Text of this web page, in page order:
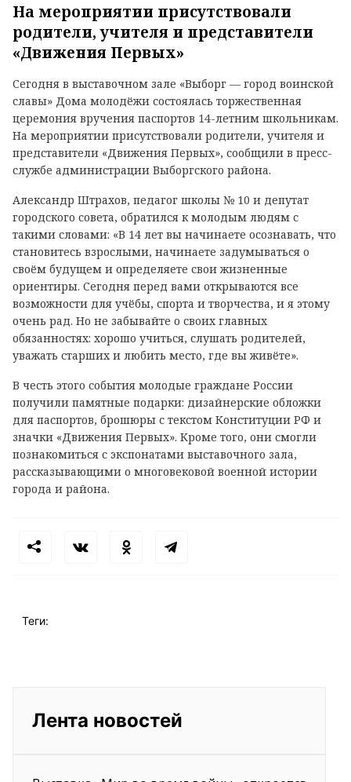
На мероприятии присутствовали
родители, учителя и представители
«Движения Первых»
Сегодня в выставочном зале «Выборг — город воинской
славы» Дома молодёжи состоялась торжественная
церемония вручения паспортов 14-летним школьникам.
На мероприятии присутствовали родители, учителя и
представители «Движения Первых», сообщили в пресс-
службе администрации Выборгского района.
Александр Штрахов, педагог школы № 10 и депутат
городского совета, обратился к молодым людям с
такими словами: «В 14 лет вы начинаете осознавать, что
становитесь взрослыми, начинаете задумываться о
своём будущем и определяете свои жизненные
ориентиры. Сегодня перед вами открываются все
возможности для учёбы, спорта и творчества, и я этому
очень рад. Но не забывайте о своих главных
обязанностях: хорошо учиться, слушать родителей,
уважать старших и любить место, где вы живёте».
В честь этого события молодые граждане России
получили памятные подарки: дизайнерские обложки
для паспортов, брошюры с текстом Конституции РФ и
значки «Движения Первых». Кроме того, они смогли
познакомиться с экспонатами выставочного зала,
рассказывающими о многовековой военной истории
города и района.
Теги:
Лента новостей